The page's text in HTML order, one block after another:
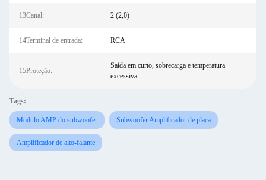
13Canal: 2 (2,0)
14Terminal de entrada: RCA
15Proteção:
Saída em curto, sobrecarga e temperatura
excessiva
Tags:
Modulo AMP do subwoofer Subwoofer Amplificador de placa
Amplificador de alto-falante